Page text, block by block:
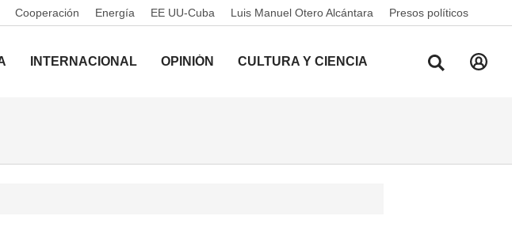
Cooperación Energía EE UU-Cuba Luis Manuel Otero Alcántara Presos políticos
INTERNACIONAL OPINIÓN CULTURA Y CIENCIA